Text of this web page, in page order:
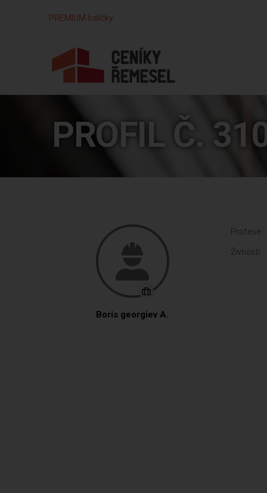
PREMIUM balíčky
PROFIL Č.
Boris georgiev A.
Profese:
Živnosti: